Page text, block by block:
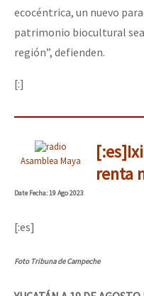
ecocéntrica, un nuevo
patrimonio biocultural
región”, defienden.
[:]
Asamblea Maya
renta
DateFecha: 19 Ago 2023
[:es]
Foto Tribuna de Campeche